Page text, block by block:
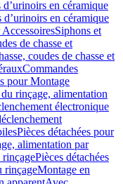
d’urinoirs en céramique
d’urinoirs en céramique
AccessoiresSiphons et
de chasse et
coudes de chasse et
Commandes
pour Montage
rinçage, alimentation
électronique
Pièces détachées pour
alimentation par
rinçagePièces détachées
rinçageMontage en